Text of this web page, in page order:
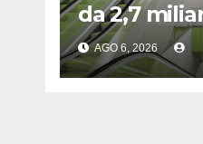
da 2,7
nuova
Toronto
AGO 6, 2026